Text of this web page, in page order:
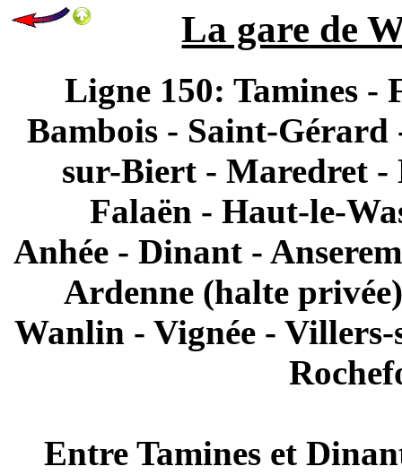
La gare de
Ligne 150: Tamines -
Bambois - Saint-
sur-Biert - Maredret -
Falaën - Haut-le-
Anhée - Dinant -
Ardenne (halte
Wanlin - Vignée -
Entre Tamines et